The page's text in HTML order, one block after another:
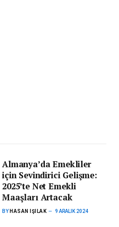
Almanya’da Emekliler
için Sevindirici Gelişme:
2025’te Net Emekli
Maaşları Artacak
BY HASAN IŞILAK 9 ARALIK 2024